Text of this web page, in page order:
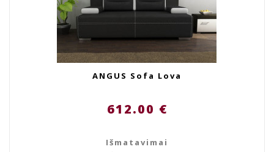
ANGUS Sofa Lova
612.00 €
Išmatavimai